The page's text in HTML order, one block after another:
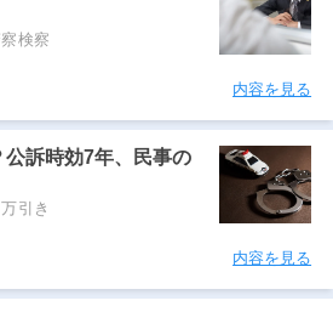
検察
内容を見る
訴時効7年、民事の
引き
内容を見る